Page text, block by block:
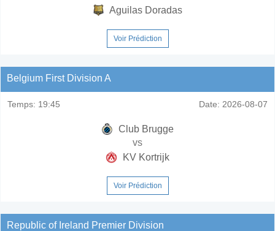
Aguilas Doradas
Voir Prédiction
Belgium First Division A
Temps: 19:45 Date: 2026-08-07
Club Brugge
vs
KV Kortrijk
Voir Prédiction
Republic of Ireland Premier Division